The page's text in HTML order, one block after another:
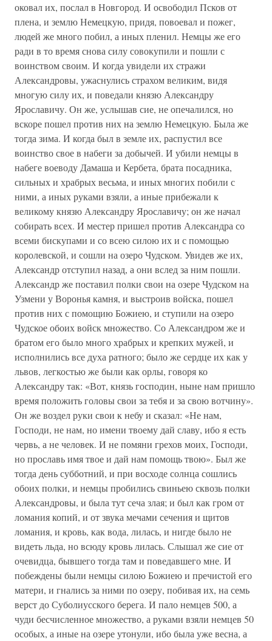
оковал их, послал в Новгород. И освободил Псков от
плена, и землю Немецкую, придя, повоевал и пожег,
людей же много побил, а иных пленил. Немцы же его
ради в то время снова силу совокупили и пошли с
воинством своим. И когда увидели их стражи
Александровы, ужаснулись страхом великим, видя
многую силу их, и поведали князю Александру
Ярославичу. Он же, услышав сие, не опечалился, но
вскоре пошел против них на землю Немецкую. Была же
тогда зима. И когда был в земле их, распустил все
воинство свое в набеги за добычей. И убили немцы в
набеге воеводу Дамаша и Кербета, брата посадника,
сильных и храбрых весьма, и иных многих побили с
ними, а иных руками взяли, а иные прибежали к
великому князю Александру Ярославичу; он же начал
собирать всех. И местер пришел против Александра со
всеми бискупами и со всею силою их и с помощью
королевской, и сошли на озеро Чудском. Увидев же их,
Александр отступил назад, а они вслед за ним пошли.
Александр же поставил полки свои на озере Чудском на
Узмени у Воронья камня, и выстроив войска, пошел
против них с помощию Божиею, и ступили на озеро
Чудское обоих войск множество. Со Александром же и
братом его было много храбрых и крепких мужей, и
исполнились все духа ратного; было же сердце их как у
львов, легкостью же были как орлы, говоря ко
Александру так: «Вот, князь господин, ныне нам пришло
время положить головы свои за тебя и за свою вотчину».
Он же воздел руки свои к небу и сказал: «Не нам,
Господи, не нам, но имени твоему дай славу, ибо я есть
червь, а не человек. И не помяни грехов моих, Господи,
но прославь имя твое и дай нам помощь твою». Был же
тогда день субботний, и при восходе солнца сошлись
обоих полки, и немцы пробились свиньею сквозь полки
Александровы, и была тут сеча злая; и был как гром от
ломания копий, и от звука мечами сечения и щитов
ломания, и кровь, как вода, лилась, и нигде было не
видеть льда, но всюду кровь лилась. Слышал же сие от
очевидца, бывшего тогда там и поведавшего мне. И
побеждены были немцы силою Божиею и пречистой его
матери, и гнались за ними по озеру, побивая их, на семь
верст до Суболиусского берега. И пало немцев 500, а
чуди бесчисленное множество, а руками взяли немцев 50
особых, а иные на озере утонули, ибо была уже весна, а